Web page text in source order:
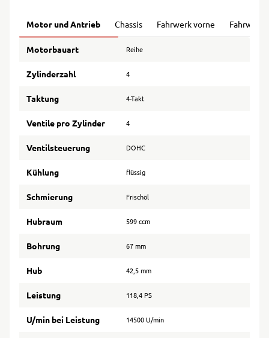
Motor und Antrieb Chassis Fahrwerk vorne Fahrwerk
Motorbauart Reihe
Zylinderzahl 4
Taktung 4-Takt
Ventile pro Zylinder 4
Ventilsteuerung DOHC
Kühlung flüssig
Schmierung Frischöl
Hubraum 599 ccm
Bohrung 67 mm
Hub 42,5 mm
Leistung 118,4 PS
U/min bei Leistung 14500 U/min